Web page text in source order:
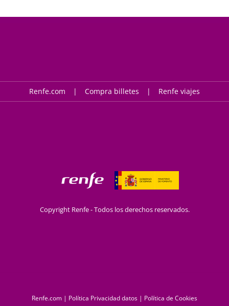
Renfe.com Compra billetes Renfe viajes
Copyright Renfe - Todos los derechos reservados.
Renfe.com | Política Privacidad datos | Política de Cookies